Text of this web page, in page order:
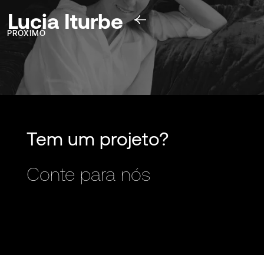
PRÓXIMO
Lucia Iturbe
Tem um projeto?
Conte para nós